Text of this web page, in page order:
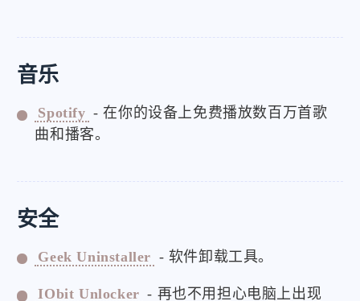
音乐
Spotify - 在你的设备上免费播放数百万首歌
曲和播客。
安全
Geek Uninstaller - 软件卸载工具。
IObit Unlocker - 再也不用担心电脑上出现